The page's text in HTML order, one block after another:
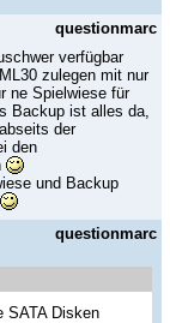
questionmarc
verfügbar
zulegen mit nur
ne Spielwiese für
Backup ist alles da,
der
den
und Backup
questionmarc
SATA Disken